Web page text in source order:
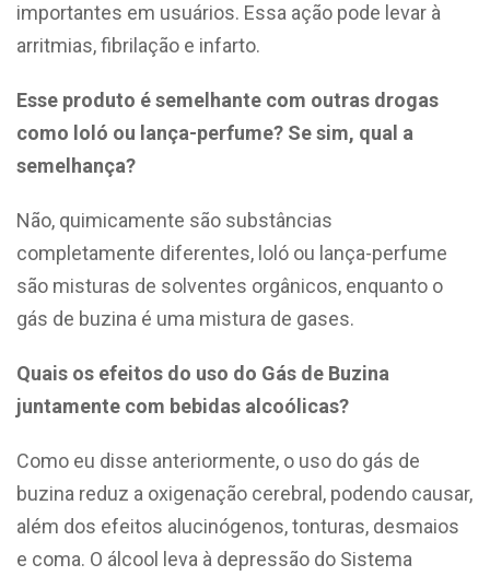
importantes em usuários. Essa ação pode levar à
arritmias, fibrilação e infarto.
Esse produto é semelhante com outras drogas
como loló ou lança-perfume? Se sim, qual a
semelhança?
Não, quimicamente são substâncias
completamente diferentes, loló ou lança-perfume
são misturas de solventes orgânicos, enquanto o
gás de buzina é uma mistura de gases.
Quais os efeitos do uso do Gás de Buzina
juntamente com bebidas alcoólicas?
Como eu disse anteriormente, o uso do gás de
buzina reduz a oxigenação cerebral, podendo causar,
além dos efeitos alucinógenos, tonturas, desmaios
e coma. O álcool leva à depressão do Sistema